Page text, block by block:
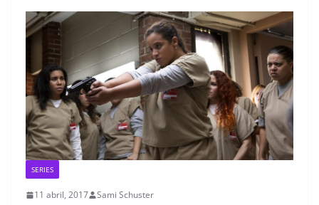
SERIES
11 abril, 2017 Sami Schuster